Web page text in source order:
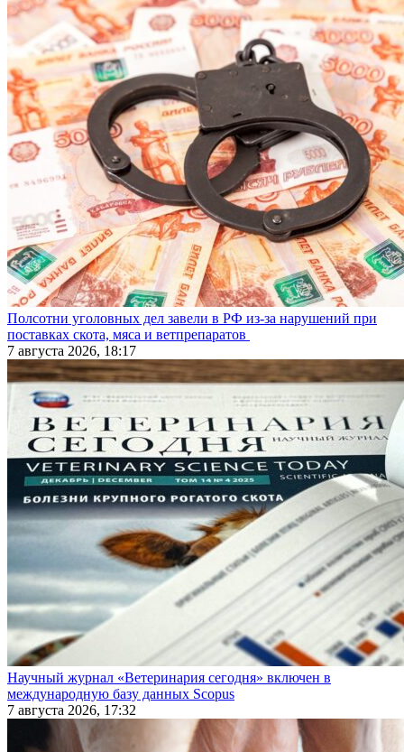
Полсотни уголовных дел завели в РФ из-за нарушений при
поставках скота, мяса и ветпрепаратов
7 августа 2026, 18:17
Научный журнал «Ветеринария сегодня» включен в
международную базу данных Scopus
7 августа 2026, 17:32